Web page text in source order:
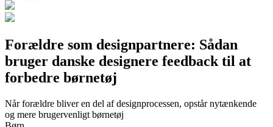
Forældre som designpartnere: Sådan
bruger danske designere feedback til at
forbedre børnetøj
Når forældre bliver en del af designprocessen, opstår nytænkende
og mere brugervenligt børnetøj